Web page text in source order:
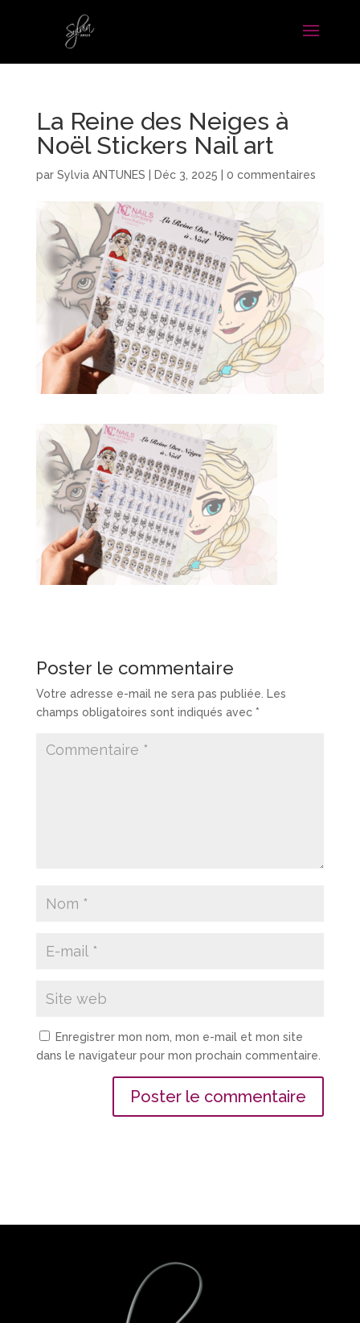
La Reine des Neiges à
Noël Stickers Nail art
par Sylvia ANTUNES Déc 3, 2025 0 commentaires
Poster le commentaire
Votre adresse e-mail ne sera pas publiée.
Les
champs obligatoires sont indiqués avec *
Enregistrer mon nom, mon e-mail et mon site
dans le navigateur pour mon prochain commentaire.